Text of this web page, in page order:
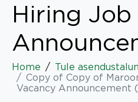
Hiring Job
Home
Tule
Copy of Copy of
Vacancy Announcement